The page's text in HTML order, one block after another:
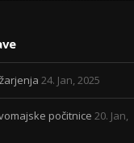
24. Jan, 2025
počitnice 20. Jan,